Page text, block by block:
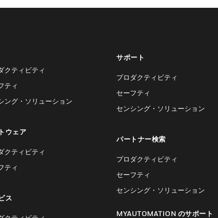
クティビティ
ティ
ング・ソリューション
ウェア
クティビティ
ティ
ス
サポート
プロダクティビティ
セーフティ
センシング・ソリューション
パートナー検索
プロダクティビティ
セーフティ
センシング・ソリューション
MYAUTOMATION のサポート